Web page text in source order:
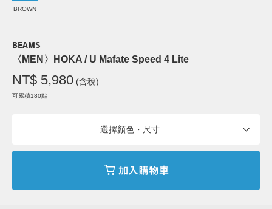
BROWN
BEAMS
〈MEN〉HOKA / U Mafate Speed 4 Lite
NT$ 5,980 (含稅)
可累積180點
選擇顏色・尺寸